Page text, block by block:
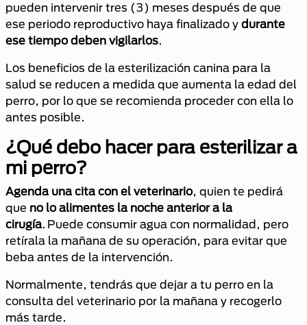
pueden intervenir tres (3) meses después de que
ese periodo reproductivo haya finalizado y durante
ese tiempo deben vigilarlos.
Los beneficios de la esterilización canina para la
salud se reducen a medida que aumenta la edad del
perro, por lo que se recomienda proceder con ella lo
antes posible.
¿Qué debo hacer para esterilizar a
mi perro?
Agenda una cita con el veterinario, quien te pedirá
que no lo alimentes la noche anterior a la
cirugía. Puede consumir agua con normalidad, pero
retírala la mañana de su operación, para evitar que
beba antes de la intervención.
Normalmente, tendrás que dejar a tu perro en la
consulta del veterinario por la mañana y recogerlo
más tarde.